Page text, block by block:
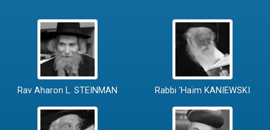
Rav Aharon L. STEINMAN Rabbi 'Haïm KANIEWSKI